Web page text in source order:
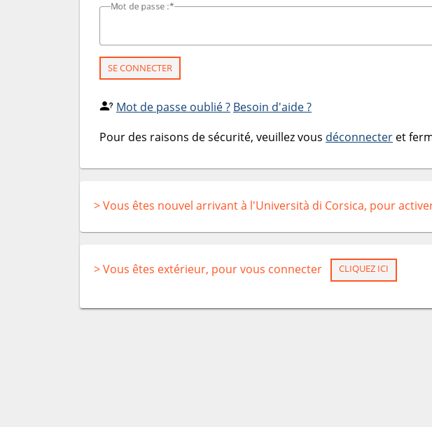
Mot de passe :
SE CONNECTER
Mot de passe oublié ? Besoin d'aide ?
Pour des raisons de sécurité, veuillez vous déconnecter et
> Vous êtes nouvel arrivant à l'Università di Corsica, pour
> Vous êtes extérieur, pour vous connecter CLIQUEZ ICI